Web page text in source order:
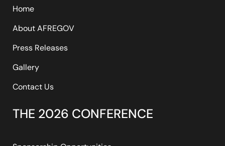
f
Home
About AFREGOV
Press Releases
Gallery
Contact Us
THE 2026 CONFERENCE